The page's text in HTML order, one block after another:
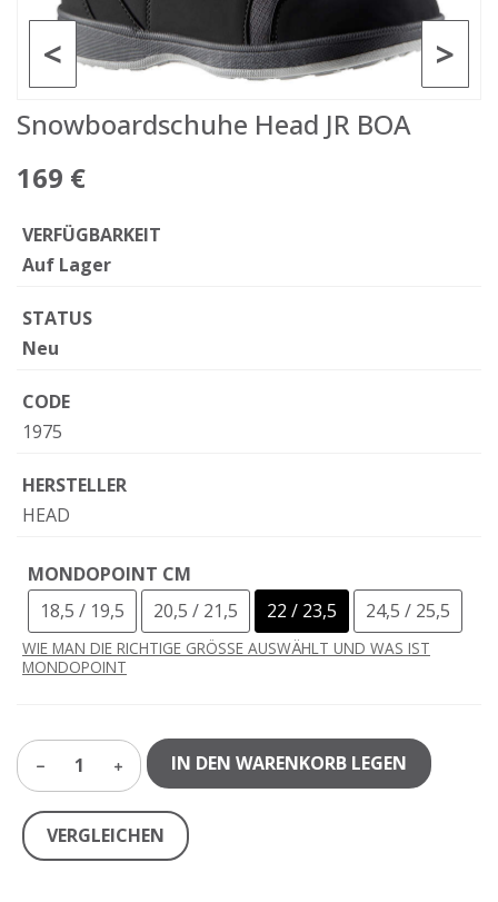
>
<
Snowboardschuhe Head JR BOA
169 €
VERFÜGBARKEIT
Auf Lager
STATUS
Neu
CODE
1975
HERSTELLER
HEAD
MONDOPOINT CM
18,5 / 19,5
20,5 / 21,5 22 / 23,5 24,5 / 25,5
WIE MAN DIE RICHTIGE GRÖSSE AUSWÄHLT UND WAS IST
MONDOPOINT
1 IN DEN WARENKORB LEGEN
VERGLEICHEN